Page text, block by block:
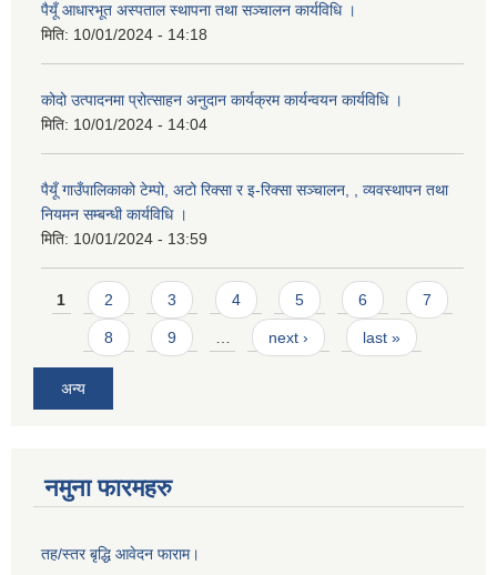
पैयूँ आधारभूत अस्पताल स्थापना तथा सञ्चालन कार्यविधि ।
मिति: 10/01/2024 - 14:18
कोदो उत्पादनमा प्रोत्साहन अनुदान कार्यक्रम कार्यन्वयन कार्यविधि ।
मिति: 10/01/2024 - 14:04
पैयूँ गाउँपालिकाको टेम्पो, अटो रिक्सा र इ-रिक्सा सञ्चालन, , व्यवस्थापन तथा
नियमन सम्बन्धी कार्यविधि ।
मिति: 10/01/2024 - 13:59
Pages
1 2 3 4 5 6 7
8 9 next › last »
अन्य
नमुना फारमहरु
तह/स्तर बृद्धि आवेदन फाराम।